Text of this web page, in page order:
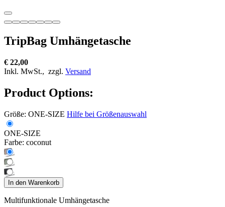
TripBag Umhängetasche
€ 22,00
Inkl. MwSt., zzgl. Versand
Product Options:
Größe: ONE-SIZE Hilfe bei Größenauswahl
ONE-SIZE
Farbe: coconut
In den Warenkorb
Multifunktionale Umhängetasche